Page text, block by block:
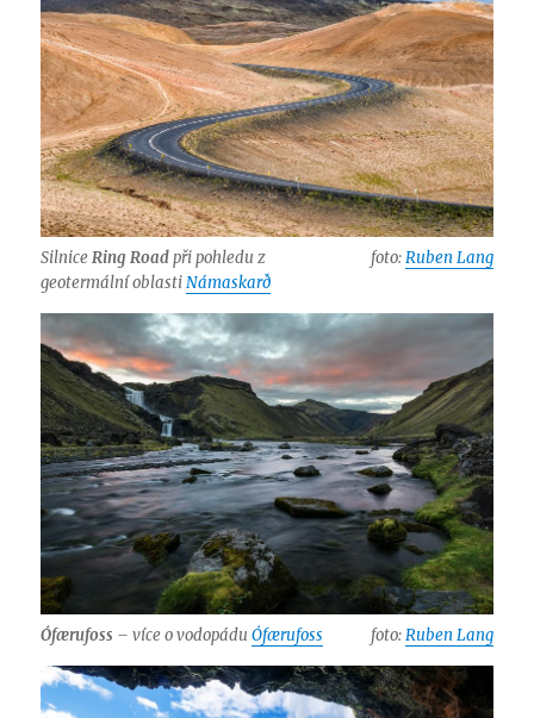
SilniceRing Roadpři pohledu z
geotermální oblastiNámaskarð
foto:Ruben Lang
Ófærufoss – více o vodopáduÓfærufoss foto:Ruben Lang